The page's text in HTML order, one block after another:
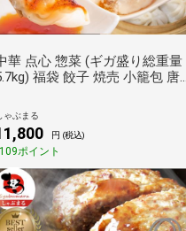
華 点心 惣菜 (ギガ盛り総重量
福袋 餃子 焼売 小籠包 唐
ン 焼飯 肉団子 焼豚 肉 お歳暮
リスマス ギフト しゃぶまる
ゃぶまる
円 (税込)
109ポイント